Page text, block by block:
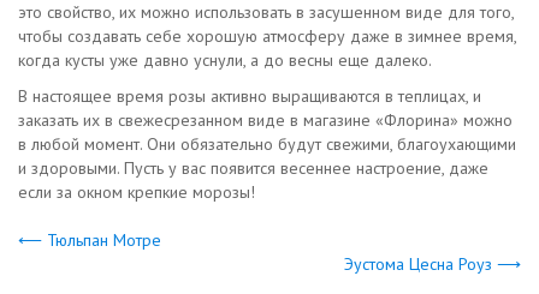
это свойство, их можно использовать в засушенном виде для того,
чтобы создавать себе хорошую атмосферу даже в зимнее время,
когда кусты уже давно уснули, а до весны еще далеко.
В настоящее время розы активно выращиваются в теплицах, и
заказать их в свежесрезанном виде в магазине «Флорина» можно
в любой момент. Они обязательно будут свежими, благоухающими
и здоровыми. Пусть у вас появится весеннее настроение, даже
если за окном крепкие морозы!
⟵ Тюльпан Мотре
Эустома Цесна Роуз ⟶